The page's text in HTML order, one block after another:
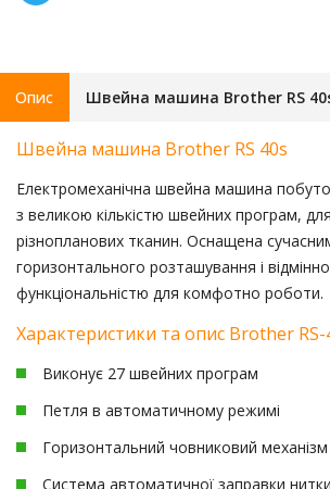
Опис Швейна машина Brother RS 40s
Швейна машина Brother RS 40s
Електромеханічна швейна машина
з великою кількістю швейних програм,
різнопланових тканин. Оснащена
горизонтального розташування і
функціональністю для комфотно роботи.
Характеристики та опис Brother RS-
Виконує 27 швейних програм
Петля в автоматичному режимі
Горизонтальний човниковий механізм
Система автоматичної заправки нитки